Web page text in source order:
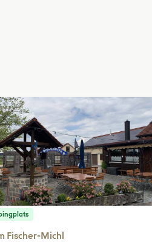
Fischer-Michl